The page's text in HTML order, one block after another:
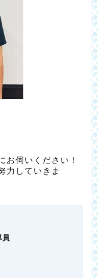
お伺いください！
力していきま
員